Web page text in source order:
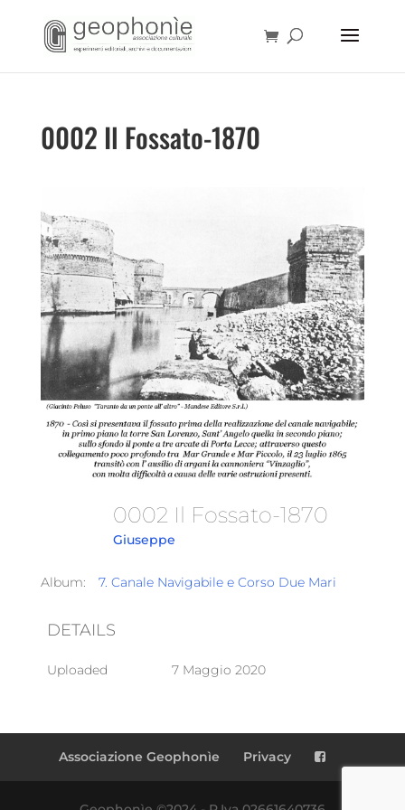
0002 Il Fossato-1870
0002 Il Fossato-1870
Giuseppe
Album: 7. Canale Navigabile e Corso Due Mari
DETAILS
Uploaded 7 Maggio 2020
Associazione Geophonìe Privacy